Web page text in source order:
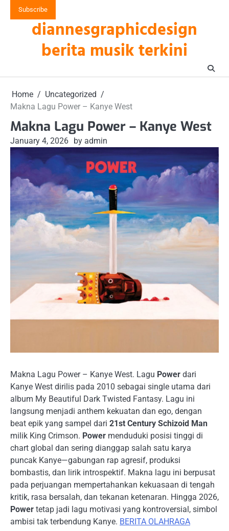
Subscribe
diannesgraphicdesign
berita musik terkini
Home
Uncategorized
Makna Lagu Power – Kanye West
Makna Lagu Power – Kanye West
January 4, 2026 by admin
Makna Lagu Power – Kanye West. Lagu Power dari
Kanye West dirilis pada 2010 sebagai single utama dari
album My Beautiful Dark Twisted Fantasy. Lagu ini
langsung menjadi anthem kekuatan dan ego, dengan
beat epik yang sampel dari 21st Century Schizoid Man
milik King Crimson. Power menduduki posisi tinggi di
chart global dan sering dianggap salah satu karya
puncak Kanye—gabungan rap agresif, produksi
bombastis, dan lirik introspektif. Makna lagu ini berpusat
pada perjuangan mempertahankan kekuasaan di tengah
kritik, rasa bersalah, dan tekanan ketenaran. Hingga 2026,
Power tetap jadi lagu motivasi yang kontroversial, simbol
ambisi tak terbendung Kanye. BERITA OLAHRAGA